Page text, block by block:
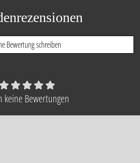
Bewertung schreiben
keine Bewertungen